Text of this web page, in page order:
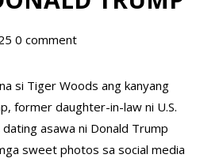
0 comment
si Tiger Woods ang kanyang
former daughter-in-law ni U.S.
asawa ni Donald Trump
sweet photos sa social media